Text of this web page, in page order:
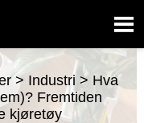

> Industri > Hva
Fremtiden
kjøretøy